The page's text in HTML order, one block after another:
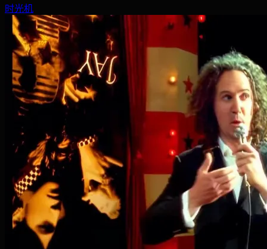
时光机